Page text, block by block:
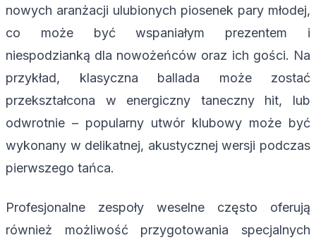
nowych aranżacji ulubionych piosenek pary młodej,
co może być wspaniałym prezentem i
niespodzianką dla nowożeńców oraz ich gości. Na
przykład, klasyczna ballada może zostać
przekształcona w energiczny taneczny hit, lub
odwrotnie – popularny utwór klubowy może być
wykonany w delikatnej, akustycznej wersji podczas
pierwszego tańca.
Profesjonalne zespoły weselne często oferują
również możliwość przygotowania specjalnych